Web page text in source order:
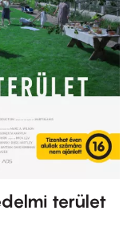
terület